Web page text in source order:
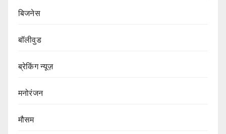
बिजनेस
बॉलीवुड
ब्रेकिंग न्यूज़
मनोरंजन
मौसम